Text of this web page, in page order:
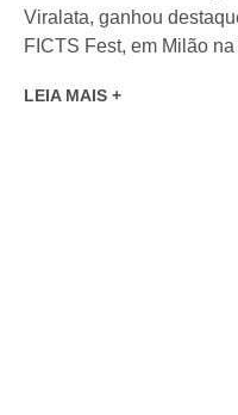
Viralata, ganhou
FICTS Fest, em Milão
LEIA MAIS +